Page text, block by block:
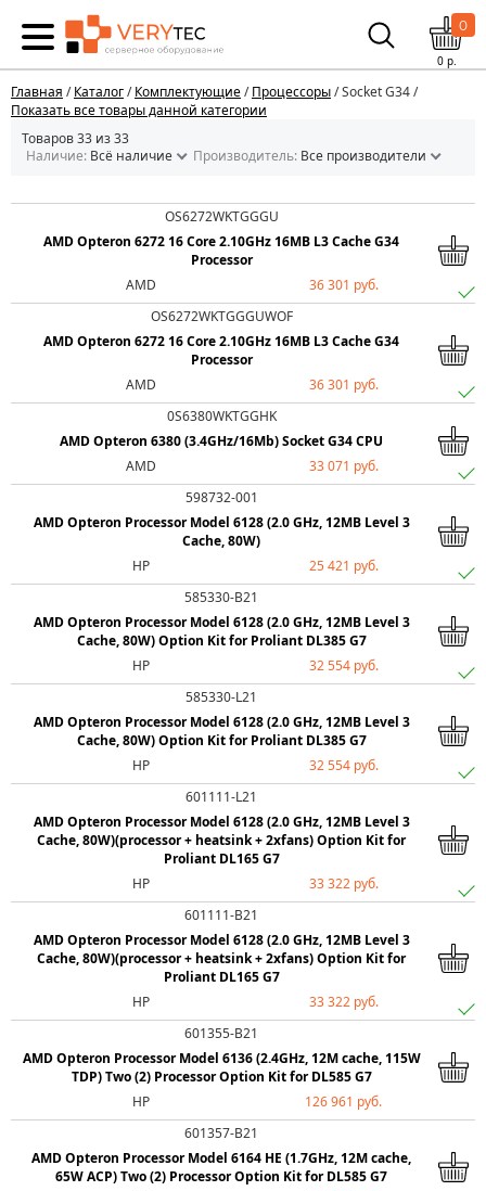
0
0р.
Главная /Каталог/Комплектующие/Процессоры/ Socket G34 /
Показать все товары данной категории
Товаров 33 из 33
Наличие: Всё наличие Производитель: Все производители
OS6272WKTGGGU
AMD Opteron 6272 16 Core 2.10GHz 16MB L3 Cache G34
Processor
AMD
36 301 руб.
OS6272WKTGGGUWOF
AMD Opteron 6272 16 Core 2.10GHz 16MB L3 Cache G34
Processor
AMD
36 301 руб.
0S6380WKTGGHK
AMD Opteron 6380 (3.4GHz/16Mb) Socket G34 CPU
AMD
33 071 руб.
598732-001
AMD Opteron Processor Model 6128 (2.0 GHz, 12MB Level 3
Cache, 80W)
HP
25 421 руб.
585330-B21
AMD Opteron Processor Model 6128 (2.0 GHz, 12MB Level 3
Cache, 80W) Option Kit for Proliant DL385 G7
HP
32 554 руб.
585330-L21
AMD Opteron Processor Model 6128 (2.0 GHz, 12MB Level 3
Cache, 80W) Option Kit for Proliant DL385 G7
HP
32 554 руб.
601111-L21
AMD Opteron Processor Model 6128 (2.0 GHz, 12MB Level 3
Cache, 80W)(processor + heatsink + 2xfans) Option Kit for
Proliant DL165 G7
HP
33 322 руб.
601111-B21
AMD Opteron Processor Model 6128 (2.0 GHz, 12MB Level 3
Cache, 80W)(processor + heatsink + 2xfans) Option Kit for
Proliant DL165 G7
HP
33 322 руб.
601355-B21
AMD Opteron Processor Model 6136 (2.4GHz, 12M cache, 115W
TDP) Two (2) Processor Option Kit for DL585 G7
HP
126 961 руб.
601357-B21
AMD Opteron Processor Model 6164 HE (1.7GHz, 12M cache,
65W ACP) Two (2) Processor Option Kit for DL585 G7